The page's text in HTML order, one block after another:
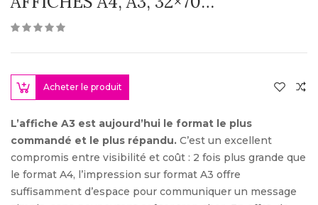
Acheter le produit
L’affiche A3 est aujourd’hui le format le plus
commandé et le plus répandu. C’est un excellent
compromis entre visibilité et coût : 2 fois plus grande que
le format A4, l’impression sur format A3 offre
suffisamment d’espace pour communiquer un message